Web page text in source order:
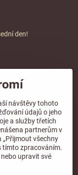
den!
návštěvy tohoto
údajů o jeho
a služby třetích
partnerům v
„Přijmout všechny
tímto zpracováním.
upravit své